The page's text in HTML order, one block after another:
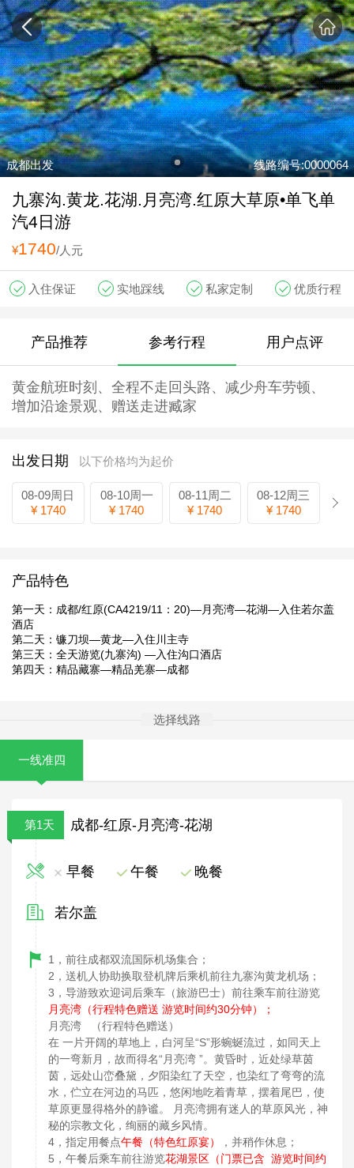
成都出发 线路编号:0000064
九寨沟.黄龙.花湖.月亮湾.红原大草原•单飞单
汽4日游
¥1740/人元
入住保证 实地踩线 私家定制 优质行程
产品推荐 参考行程 用户点评
黄金航班时刻、全程不走回头路、减少舟车劳顿、
增加沿途景观、赠送走进臧家
出发日期 以下价格均为起价
08-09周日
¥ 1740
08-10周一
¥ 1740
08-11周二
¥ 1740
08-12周三
¥ 1740
产品特色
第一天：成都/红原(CA4219/11：20)—月亮湾—花湖—入住若尔盖
酒店
第二天：镰刀坝—黄龙—入住川主寺
第三天：全天游览(九寨沟) —入住沟口酒店
第四天：精品藏寨—精品羌寨—成都
选择线路
一线准四
第1天 成都-红原-月亮湾-花湖
早餐 午餐 晚餐
若尔盖
1，前往成都双流国际机场集合；
2，送机人协助换取登机牌后乘机前往九寨沟黄龙机场；
3，导游致欢迎词后乘车（旅游巴士）前往乘车前往游览
月亮湾（行程特色赠送 游览时间约30分钟）；
月亮湾 （行程特色赠送）
在 一片开阔的草地上，白河呈“S”形蜿蜒流过，如同天上
的一弯新月，故而得名“月亮湾 ”。黄昏时，近处绿草茵
茵，远处山峦叠黛，夕阳染红了天空，也染红了弯弯的流
水，伫立在河边的马匹，悠闲地吃着青草，摆着尾巴，使
草原更显得格外的静谧。 月亮湾拥有迷人的草原风光，神
秘的宗教文化，绚丽的藏乡风情。
4，指定用餐点午餐（特色红原宴）
，并稍作休息；
5，午餐后乘车前往游览花湖景区（门票已含 游览时间约